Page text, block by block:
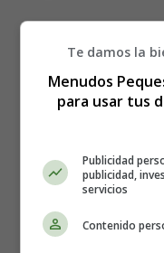
Te damos la
Menudos
para usar tus
Publicidad
publicidad,
servicios
Contenido